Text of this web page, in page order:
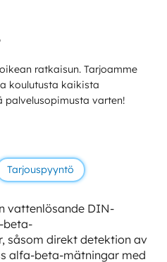
ratkaisun. Tarjoamme
koulutusta kaikista
varten!
Tarjouspyyntö
vattenlösande DIN-
beta-
såsom direkt detektion av
alfa-beta-mätningar med